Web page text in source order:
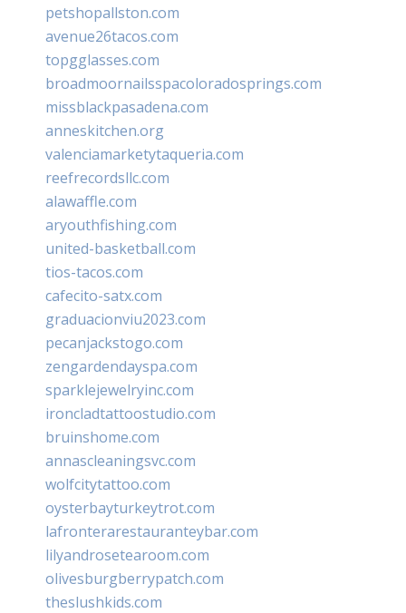
petshopallston.com
avenue26tacos.com
topgglasses.com
broadmoornailsspacoloradosprings.com
missblackpasadena.com
anneskitchen.org
valenciamarketytaqueria.com
reefrecordsllc.com
alawaffle.com
aryouthfishing.com
united-basketball.com
tios-tacos.com
cafecito-satx.com
graduacionviu2023.com
pecanjackstogo.com
zengardendayspa.com
sparklejewelryinc.com
ironcladtattoostudio.com
bruinshome.com
annascleaningsvc.com
wolfcitytattoo.com
oysterbayturkeytrot.com
lafronterarestauranteybar.com
lilyandrosetearoom.com
olivesburgberrypatch.com
theslushkids.com